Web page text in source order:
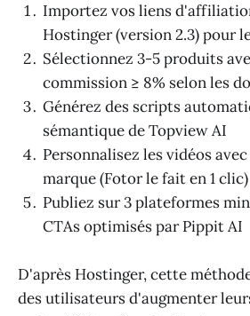
Importez vos liens
Hostinger (version 2.3) pour
Sélectionnez 3-5 produits
commission ≥ 8% selon les
Générez des scripts
sémantique de Topview AI
Personnalisez les vidéos
marque (Fotor le fait en 1 clic)
Publiez sur 3 plateformes
CTAs optimisés par Pippit AI
D'après Hostinger, cette
des utilisateurs d'augmenter